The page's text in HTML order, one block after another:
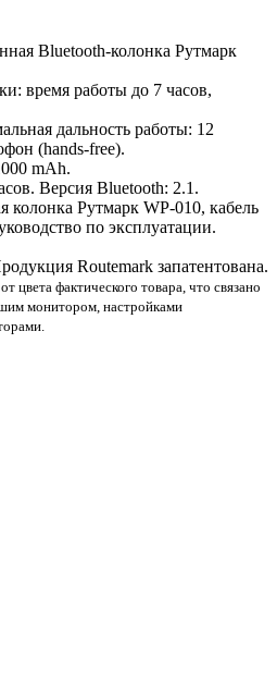
Bluetooth-колонка Рутмарк
время работы до 7 часов,
дальность работы: 12
(hands-free).
mAh.
Версия Bluetooth: 2.1.
колонка Рутмарк WP-010, кабель
по эксплуатации.
Routemark запатентована.
цвета фактического товара, что связано
монитором, настройками